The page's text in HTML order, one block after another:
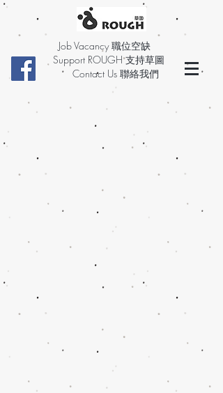
Job Vacancy 職位空缺
Support ROUGH 支持草圖
Contact Us 聯絡我們